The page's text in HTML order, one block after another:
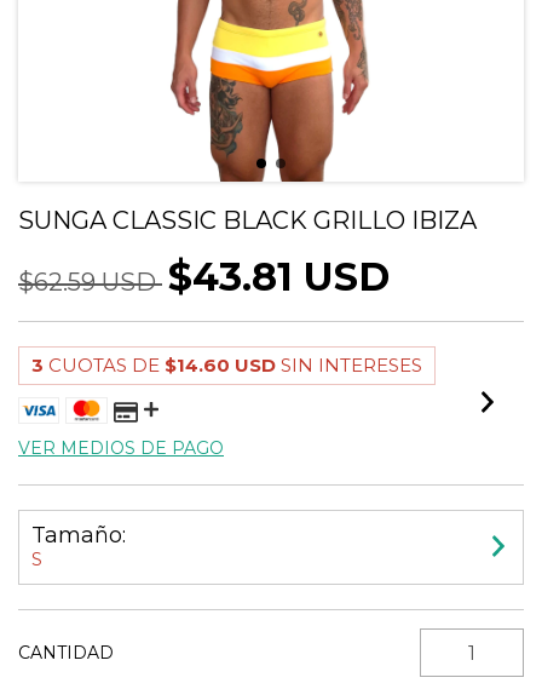
SUNGA CLASSIC BLACK GRILLO IBIZA
$62.59 USD $43.81 USD
3 CUOTAS DE $14.60 USD SIN INTERESES
VER MEDIOS DE PAGO
Tamaño:
S
CANTIDAD